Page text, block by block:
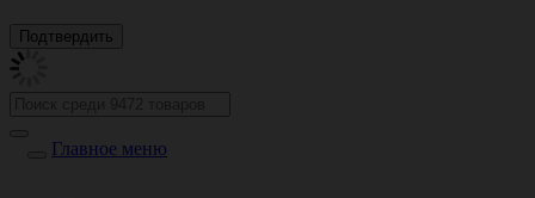
Главное меню